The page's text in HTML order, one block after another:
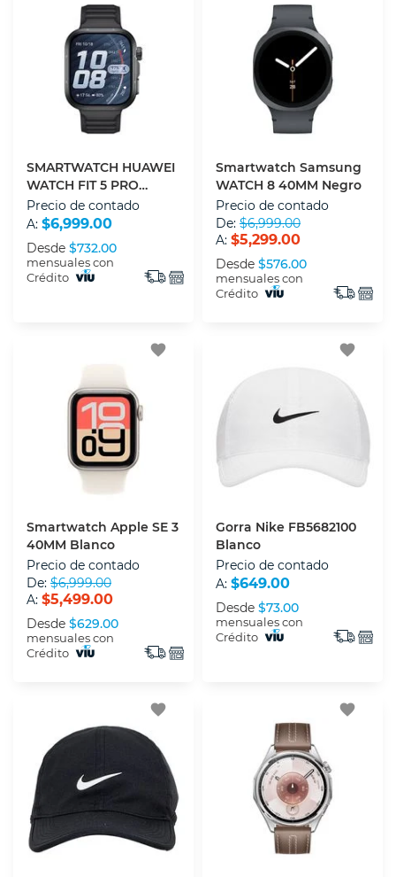
SMARTWATCH HUAWEI
WATCH FIT 5 PRO
NEGRO
Precio de contado
A: $6,999.00
Desde $732.00
mensuales con
Crédito
Smartwatch Samsung
WATCH 8 40MM Negro
Precio de contado
De: $6,999.00
A: $5,299.00
Desde $576.00
mensuales con
Crédito
favorite
Smartwatch Apple SE 3
40MM Blanco
Precio de contado
De: $6,999.00
A: $5,499.00
Desde $629.00
mensuales con
Crédito
favorite
Gorra Nike FB5682100
Blanco
Precio de contado
A: $649.00
Desde $73.00
mensuales con
Crédito
favorite favorite